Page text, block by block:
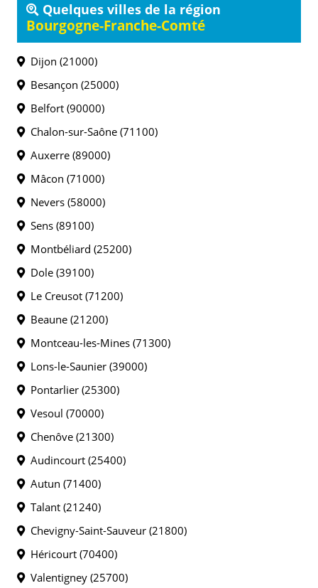
Quelques villes de la région
Bourgogne-Franche-Comté
Dijon (21000)
Besançon (25000)
Belfort (90000)
Chalon-sur-Saône (71100)
Auxerre (89000)
Mâcon (71000)
Nevers (58000)
Sens (89100)
Montbéliard (25200)
Dole (39100)
Le Creusot (71200)
Beaune (21200)
Montceau-les-Mines (71300)
Lons-le-Saunier (39000)
Pontarlier (25300)
Vesoul (70000)
Chenôve (21300)
Audincourt (25400)
Autun (71400)
Talant (21240)
Chevigny-Saint-Sauveur (21800)
Héricourt (70400)
Valentigney (25700)